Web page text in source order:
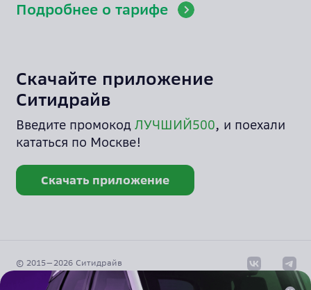
Подробнее о тарифе
Скачайте приложение
Ситидрайв
Введите промокод ЛУЧШИЙ500, и поехали
кататься по Москве!
Скачать приложение
© 2015—2026 Cитидрайв